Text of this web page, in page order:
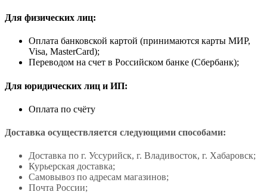
Для физических лиц:
Оплата банковской картой (принимаются карты МИР,
Visa, MasterCard);
Переводом на счет в Российском банке (Сбербанк);
Для юридических лиц и ИП:
Оплата по счёту
Доставка осуществляется следующими способами:
Доставка по г. Уссурийск, г. Владивосток, г. Хабаровск;
Курьерская доставка;
Самовывоз по адресам магазинов;
Почта России;